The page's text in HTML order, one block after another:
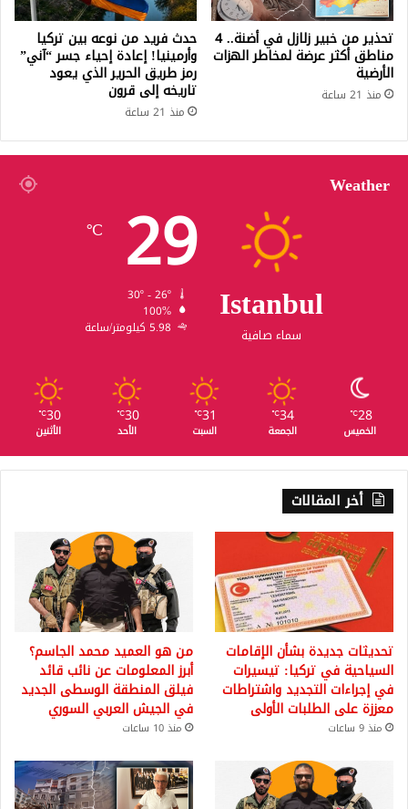
تحذير من خبير زلازل في أضنة.. 4
مناطق أكثر عرضة لمخاطر الهزات
الأرضية
منذ 21 ساعة
حدث فريد من نوعه بين تركيا
وأرمينيا! إعادة إحياء جسر “آني”
رمز طريق الحرير الذي يعود
تاريخه إلى قرون
منذ 21 ساعة
Weather
Istanbul
سماء صافية
29
℃
100%
5.98 كيلومتر/ساعة
28
℃
الخميس
34
℃
الجمعة
31
℃
السبت
30
℃
الأحد
30
℃
الأثنين
أخر المقالات
تحديثات جديدة بشأن الإقامات
السياحية في تركيا: تيسيرات
في إجراءات التجديد واشتراطات
معززة على الطلبات الأولى
منذ 9 ساعات
من هو العميد محمد الجاسم؟
أبرز المعلومات عن نائب قائد
فيلق المنطقة الوسطى الجديد
في الجيش العربي السوري
منذ 10 ساعات